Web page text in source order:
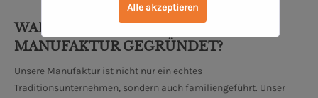
WARUM HABEN WIR UNSERE
MANUFAKTUR GEGRÜNDET?
Unsere Manufaktur ist nicht nur ein echtes
Traditionsunternehmen, sondern auch familiengeführt. Unser
Alle akzeptieren